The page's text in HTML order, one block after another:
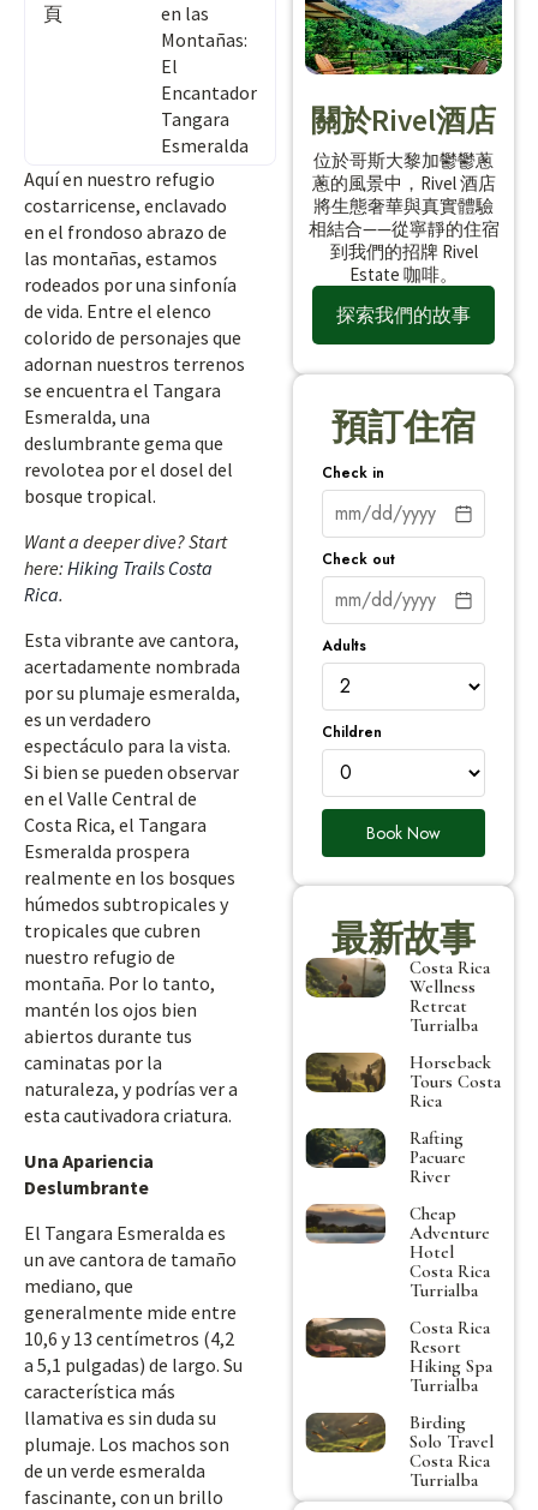
頁
en las
Montañas:
El
Encantador
Tangara
Esmeralda
Aquí en nuestro refugio
costarricense, enclavado
en el frondoso abrazo de
las montañas, estamos
rodeados por una sinfonía
de vida. Entre el elenco
colorido de personajes que
adornan nuestros terrenos
se encuentra el Tangara
Esmeralda, una
deslumbrante gema que
revolotea por el dosel del
bosque tropical.
Want a deeper dive? Start
here: Hiking Trails Costa
Rica.
Esta vibrante ave cantora,
acertadamente nombrada
por su plumaje esmeralda,
es un verdadero
espectáculo para la vista.
Si bien se pueden observar
en el Valle Central de
Costa Rica, el Tangara
Esmeralda prospera
realmente en los bosques
húmedos subtropicales y
tropicales que cubren
nuestro refugio de
montaña. Por lo tanto,
mantén los ojos bien
abiertos durante tus
caminatas por la
naturaleza, y podrías ver a
esta cautivadora criatura.
Una Apariencia
Deslumbrante
El Tangara Esmeralda es
un ave cantora de tamaño
mediano, que
generalmente mide entre
10,6 y 13 centímetros (4,2
a 5,1 pulgadas) de largo. Su
característica más
llamativa es sin duda su
plumaje. Los machos son
de un verde esmeralda
fascinante, con un brillo
關於Rivel酒店
位於哥斯大黎加鬱鬱蔥
蔥的風景中，Rivel 酒店
將生態奢華與真實體驗
相結合——從寧靜的住宿
到我們的招牌 Rivel
Estate 咖啡。
探索我們的故事
預訂住宿
Check in
Check out
Adults
Children
Book Now
最新故事
Costa Rica
Wellness
Retreat
Turrialba
Horseback
Tours Costa
Rica
Rafting
Pacuare
River
Cheap
Adventure
Hotel
Costa Rica
Turrialba
Costa Rica
Resort
Hiking Spa
Turrialba
Birding
Solo Travel
Costa Rica
Turrialba